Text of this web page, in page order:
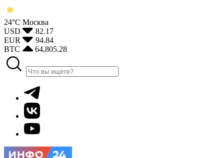
24°С Москва
USD
82.17
EUR
94.84
BTC
64,805.28